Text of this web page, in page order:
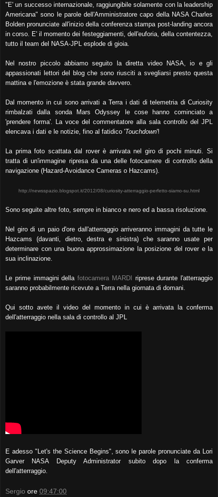
"E' un successo internazionale, raggiungibile solamente con la leadership
Americana" sono le parole dell'Amministratore capo della NASA Charles
Bolden pronunciate all'inizio della conferenza stampa post-landing ancora
in corso. E' il momento dei festeggiamenti, dell'euforia, della contentezza,
tutto il team del NASA-JPL esplode di gioia.
Nel nostro piccolo abbiamo seguito la diretta video NASA, io e gli
appassionati lettori del blog che sono riusciti a svegliarsi presto questa
mattina e l'emozione è stata grande davvero.
Dal momento in cui sono arrivati a Terra i dati di telemetria di Curiosity
rimbalzati dalla sonda Mars Odyssey le cose hanno cominciato a
'prendere forma'. La voce del commentatore alla sala controllo del JPL
elencava i dati e le notizie, fino al fatidico 'Touchdown'!
La prima foto scattata dal rover è arrivata nel giro di pochi minuti. Si
tratta di un'immagine ripresa da una delle fotocamere di controllo della
navigazione (Hazard-Avoidance Cameras o Hazcams).
http://newsspazio.blogspot.it/2012/08/curiosity-atterraggio-perfetto-siamo-su.html
Sono seguite altre foto, sempre in bianco e nero ed a bassa risoluzione.
Nel giro di un paio d'ore dall'atterraggio arriveranno immagini da tutte le
Hazcams (davanti, dietro, destra e sinistra) che saranno usate per
determinare con una buona approssimazione la posizione del rover e la
sua inclinazione.
Le prime immagini della fotocamera MARDI
riprese durante l'atterraggio
saranno probabilmente ricevute a Terra nella giornata di domani.
Qui sotto avete il video del momento in cui è arrivata la conferma
dell'atterraggio nella sala di controllo al JPL
E adesso "Let's the Science Begins", sono le parole pronunciate da Lori
Garver NASA Deputy Administrator subito dopo la conferma
dell'atterraggio.
Sergio ore 09:47:00